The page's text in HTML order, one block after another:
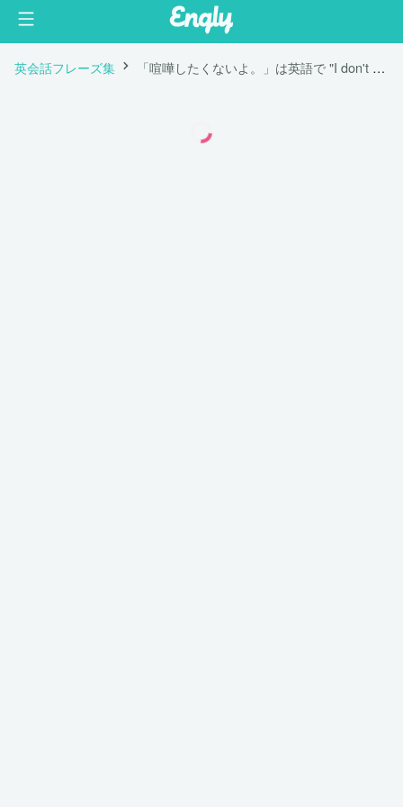
英会話フレーズ集 「喧嘩したくないよ。」は英語で "I don't want to argue with you."